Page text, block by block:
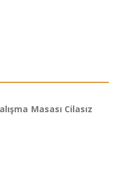
Masası Cilasız